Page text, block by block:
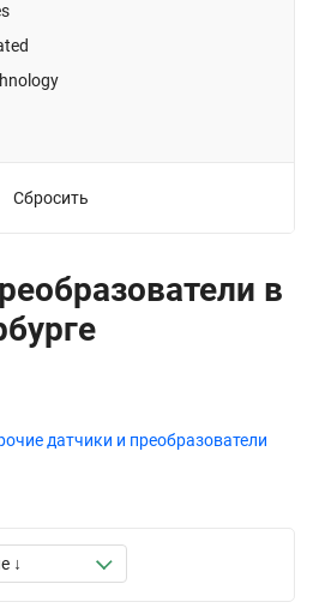
Сбросить
в
датчики и преобразователи